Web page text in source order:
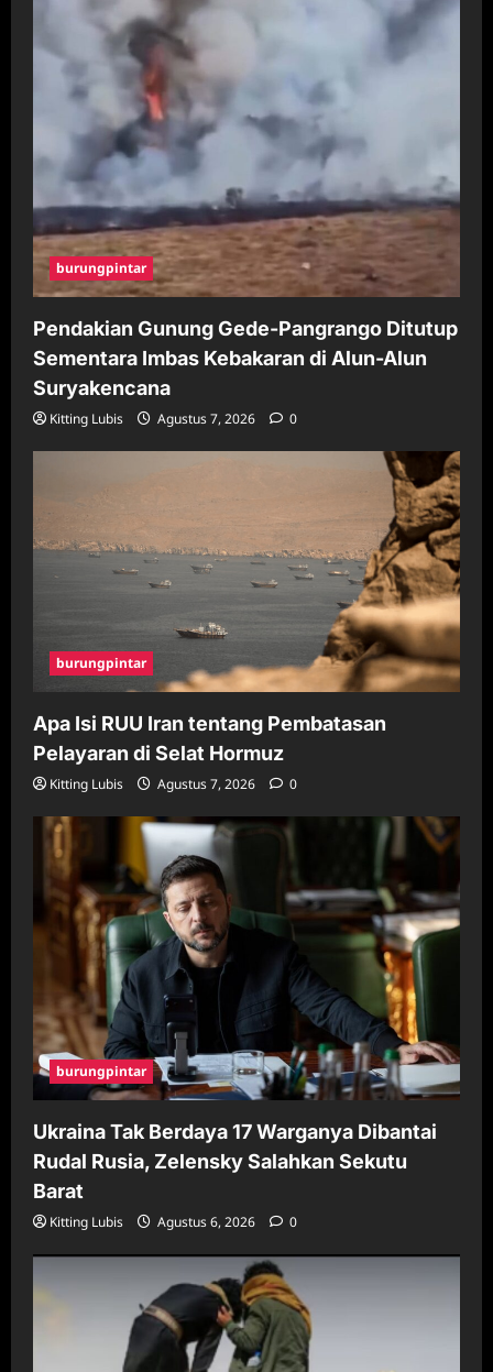
burungpintar
Pendakian Gunung Gede-Pangrango Ditutup
Sementara Imbas Kebakaran di Alun-Alun
Suryakencana
Kitting Lubis Agustus 7, 2026 0
burungpintar
Apa Isi RUU Iran tentang Pembatasan
Pelayaran di Selat Hormuz
Kitting Lubis Agustus 7, 2026 0
burungpintar
Ukraina Tak Berdaya 17 Warganya Dibantai
Rudal Rusia, Zelensky Salahkan Sekutu
Barat
Kitting Lubis Agustus 6, 2026 0